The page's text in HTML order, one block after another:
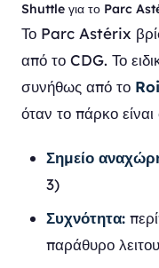
Shuttle για το Parc
Το Parc Astérix
από το CDG. Το
συνήθως από το
όταν το πάρκο είναι
Σημείο
3)
Συχνότητα:
παράθυρο